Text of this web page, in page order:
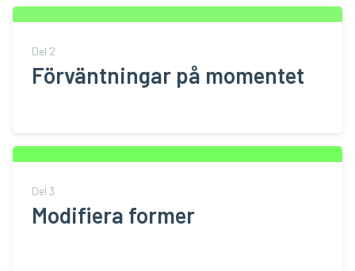
Del 2
Förväntningar på momentet
Del 3
Modifiera former